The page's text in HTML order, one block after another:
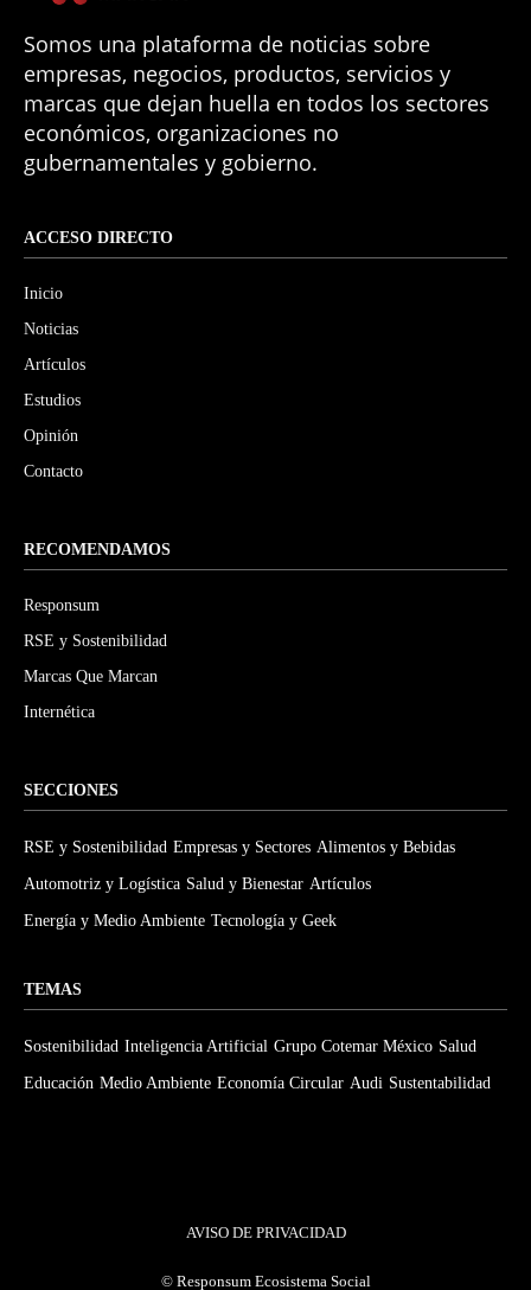
Somos una plataforma de noticias sobre
empresas, negocios, productos, servicios y
marcas que dejan huella en todos los sectores
económicos, organizaciones no
gubernamentales y gobierno.
ACCESO DIRECTO
Inicio
Noticias
Artículos
Estudios
Opinión
Contacto
RECOMENDAMOS
Responsum
RSE y Sostenibilidad
Marcas Que Marcan
Internética
SECCIONES
RSE y Sostenibilidad Empresas y Sectores Alimentos y Bebidas
Automotriz y Logística Salud y Bienestar Artículos
Energía y Medio Ambiente Tecnología y Geek
TEMAS
Sostenibilidad Inteligencia Artificial Grupo Cotemar México Salud
Educación Medio Ambiente Economía Circular Audi Sustentabilidad
AVISO DE PRIVACIDAD
© Responsum Ecosistema Social